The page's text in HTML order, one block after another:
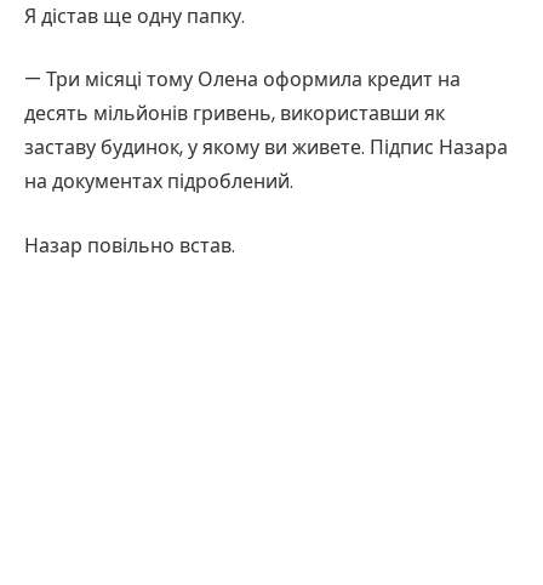
Я дістав ще одну папку.
— Три місяці тому Олена оформила кредит на
десять мільйонів гривень, використавши як
заставу будинок, у якому ви живете. Підпис Назара
на документах підроблений.
Назар повільно встав.